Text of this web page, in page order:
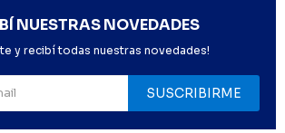
NUESTRAS NOVEDADES
y recibí todas nuestras novedades!
SUSCRIBIRME